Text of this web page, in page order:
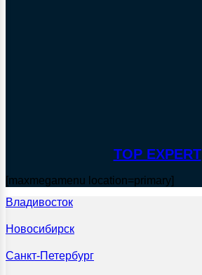
TOP EXPERT
[maxmegamenu location=primary]
Владивосток
Новосибирск
Санкт-Петербург